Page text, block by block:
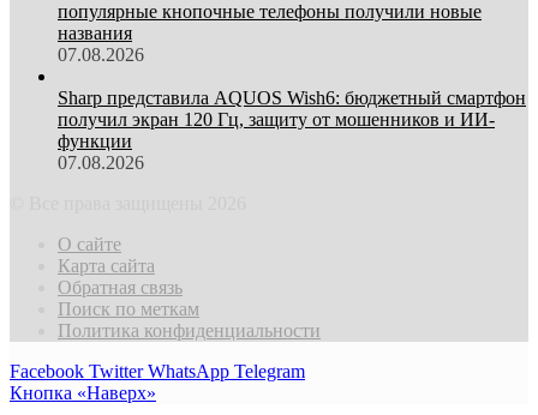
популярные кнопочные телефоны получили новые
названия
07.08.2026
Sharp представила AQUOS Wish6: бюджетный смартфон
получил экран 120 Гц, защиту от мошенников и ИИ-
функции
07.08.2026
О сайте
Карта сайта
Обратная связь
Поиск по меткам
Политика конфиденциальности
Facebook Twitter WhatsApp Telegram
Кнопка «Наверх»